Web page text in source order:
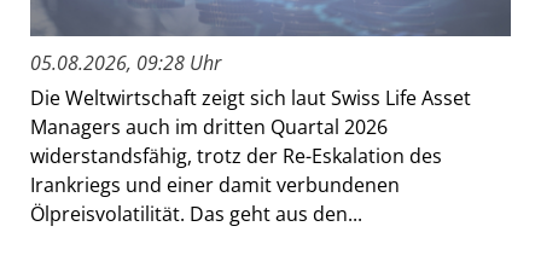
05.08.2026, 09:28 Uhr
Die Weltwirtschaft zeigt sich laut Swiss Life Asset
Managers auch im dritten Quartal 2026
widerstandsfähig, trotz der Re-Eskalation des
Irankriegs und einer damit verbundenen
Ölpreisvolatilität. Das geht aus den...